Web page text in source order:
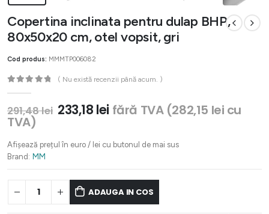
Copertina inclinata pentru dulap BHP,
80x50x20 cm, otel vopsit, gri
Cod produs: MMMTP006082
( Nu există recenzii până acum. )
291,48lei Prețul
inițial
fost:
233,18 lei Prețul
233,18 lei.
fără TVA (282,15 lei cu
TVA)
Afișează prețul în euro / lei cu butonul de mai sus
Brand: MM
ADAUGA IN COS